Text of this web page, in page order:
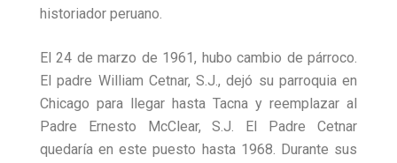
historiador peruano.
El 24 de marzo de 1961, hubo cambio de párroco.
El padre William Cetnar, S.J., dejó su parroquia en
Chicago para llegar hasta Tacna y reemplazar al
Padre Ernesto McClear, S.J. El Padre Cetnar
quedaría en este puesto hasta 1968. Durante sus